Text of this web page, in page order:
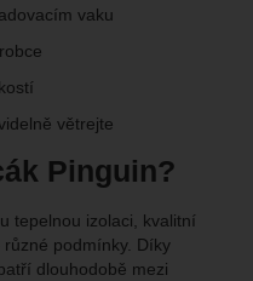
vaku
větrejte
Pinguin?
tepelnou izolaci, kvalitní
podmínky. Díky
dlouhodobě mezi